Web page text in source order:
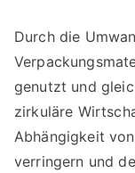
Durch die
genutzt und
zirkuläre
Abhängigkeit
verringern und